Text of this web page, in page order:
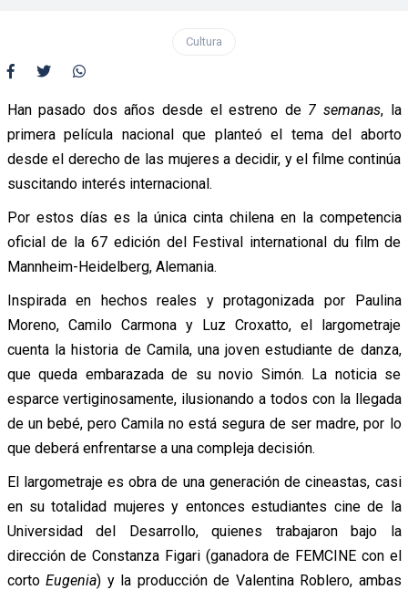
Cultura
Han pasado dos años desde el estreno de 7 semanas, la
primera película nacional que planteó el tema del aborto
desde el derecho de las mujeres a decidir, y el filme continúa
suscitando interés internacional.
Por estos días es la única cinta chilena en la competencia
oficial de la 67 edición del Festival international du film de
Mannheim-Heidelberg, Alemania.
Inspirada en hechos reales y protagonizada por Paulina
Moreno, Camilo Carmona y Luz Croxatto, el largometraje
cuenta la historia de Camila, una joven estudiante de danza,
que queda embarazada de su novio Simón. La noticia se
esparce vertiginosamente, ilusionando a todos con la llegada
de un bebé, pero Camila no está segura de ser madre, por lo
que deberá enfrentarse a una compleja decisión.
El largometraje es obra de una generación de cineastas, casi
en su totalidad mujeres y entonces estudiantes cine de la
Universidad del Desarrollo, quienes trabajaron bajo la
dirección de Constanza Figari (ganadora de FEMCINE con el
corto Eugenia) y la producción de Valentina Roblero, ambas